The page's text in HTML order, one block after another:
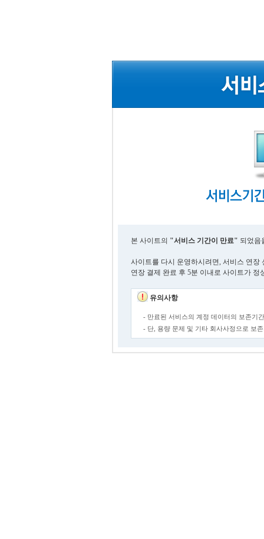
본 사이트의 "서비스 기간이 만료" 되었음
사이트를 다시 운영하시려면, 서비스 연장
연장 결제 완료 후 5분 이내로 사이트가 정
유의사항
- 만료된 서비스의 계정 데이터의 보존기
- 단, 용량 문제 및 기타 회사사정으로 보